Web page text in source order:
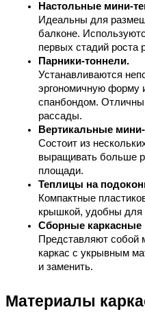
Настольные мини-
Идеальны для
балконе.
первых стадий роста
Парники-тоннели.
Устанавливаются
эргономичную форму
спанбондом.
рассады.
Вертикальные
Состоит из
выращивать больше
площади.
Теплицы на
Компактные
крышкой, удобны для
Сборные каркасные
Представляют собой
каркас с укрывным
и заменить.
Материалы